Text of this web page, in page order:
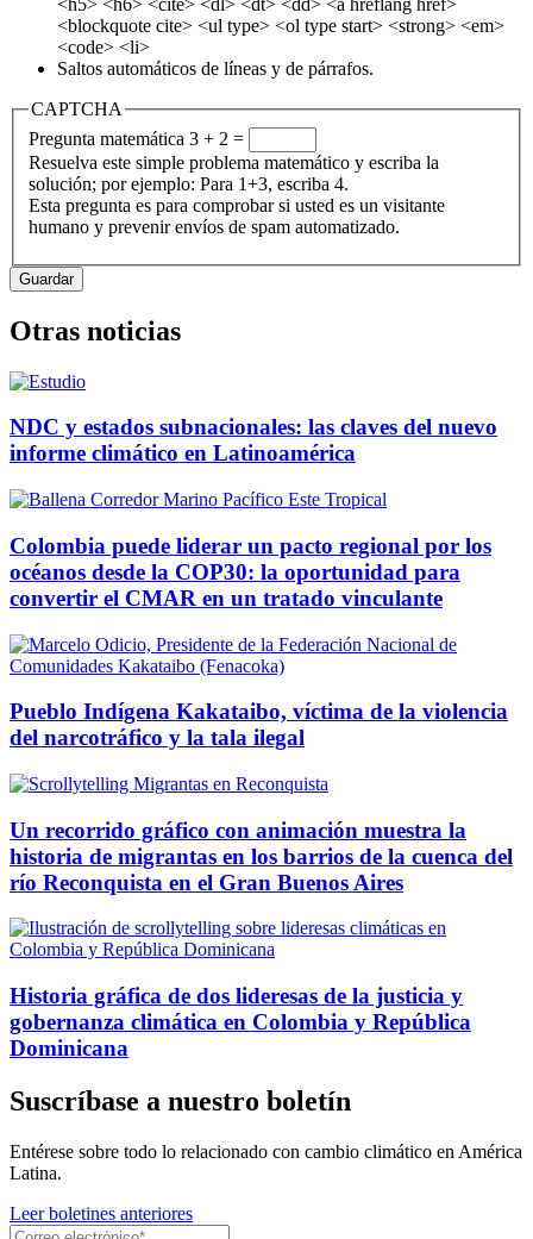
<h5> <h6> <cite> <dl> <dt> <dd> <a hreflang href>
<blockquote cite> <ul type> <ol type start> <strong> <em>
<code> <li>
Saltos automáticos de líneas y de párrafos.
CAPTCHA
Pregunta matemática 3 + 2 =
Resuelva este simple problema matemático y escriba la
solución; por ejemplo: Para 1+3, escriba 4.
Esta pregunta es para comprobar si usted es un visitante
humano y prevenir envíos de spam automatizado.
Otras noticias
NDC y estados subnacionales: las claves del nuevo
informe climático en Latinoamérica
Colombia puede liderar un pacto regional por los
océanos desde la COP30: la oportunidad para
convertir el CMAR en un tratado vinculante
Pueblo Indígena Kakataibo, víctima de la violencia
del narcotráfico y la tala ilegal
Un recorrido gráfico con animación muestra la
historia de migrantas en los barrios de la cuenca del
río Reconquista en el Gran Buenos Aires
Historia gráfica de dos lideresas de la justicia y
gobernanza climática en Colombia y República
Dominicana
Suscríbase a nuestro boletín
Entérese sobre todo lo relacionado con cambio climático en América
Latina.
Leer boletines anteriores